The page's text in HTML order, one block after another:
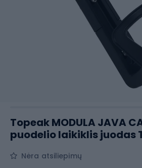
Topeak MODULA JAVA
puodelio laikiklis juodas
Nėra atsiliepimų